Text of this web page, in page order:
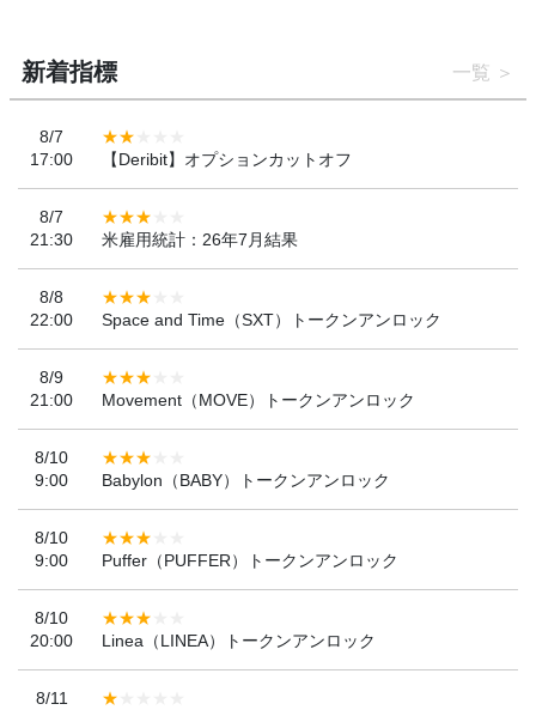
新着指標 一覧
8/7
17:00
【Deribit】オプションカットオフ
8/7
21:30
米雇用統計：26年7月結果
8/8
22:00
Space and Time（SXT）トークンアンロック
8/9
21:00
Movement（MOVE）トークンアンロック
8/10
9:00
Babylon（BABY）トークンアンロック
8/10
9:00
Puffer（PUFFER）トークンアンロック
8/10
20:00
Linea（LINEA）トークンアンロック
8/11